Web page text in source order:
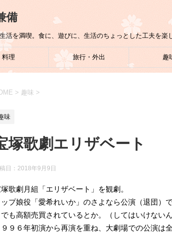
備
活を満喫。食に、遊びに、生活のちょっとした工夫を楽
料理 旅行・外出 趣
> 趣味 >
味
塚歌劇エリザベート
日： 2018年9月9日
歌劇月組「エリザベート」を観劇。
ップ娘役「愛希れいか」のさよなら公演（退団）
でも高額売買されているとか。（してはいけない
９９６年初演から再演を重ね、大劇場での公演は